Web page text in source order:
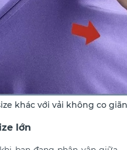
khác với vải không co giãn
lớn